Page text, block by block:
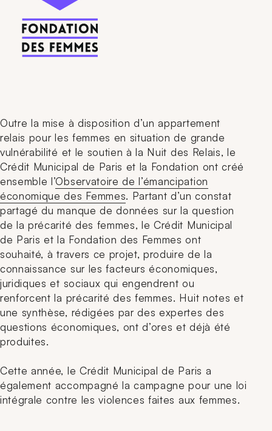
Outre la mise à disposition d’un appartement
relais pour les femmes en situation de grande
vulnérabilité et le soutien à la Nuit des Relais, le
Crédit Municipal de Paris et la Fondation ont créé
ensemble l’Observatoire de l’émancipation
économique des Femmes. Partant d’un constat
partagé du manque de données sur la question
de la précarité des femmes, le Crédit Municipal
de Paris et la Fondation des Femmes ont
souhaité, à travers ce projet, produire de la
connaissance sur les facteurs économiques,
juridiques et sociaux qui engendrent ou
renforcent la précarité des femmes. Huit notes et
une synthèse, rédigées par des expertes des
questions économiques, ont d’ores et déjà été
produites.
Cette année, le Crédit Municipal de Paris a
également accompagné la campagne pour une loi
intégrale contre les violences faites aux femmes.